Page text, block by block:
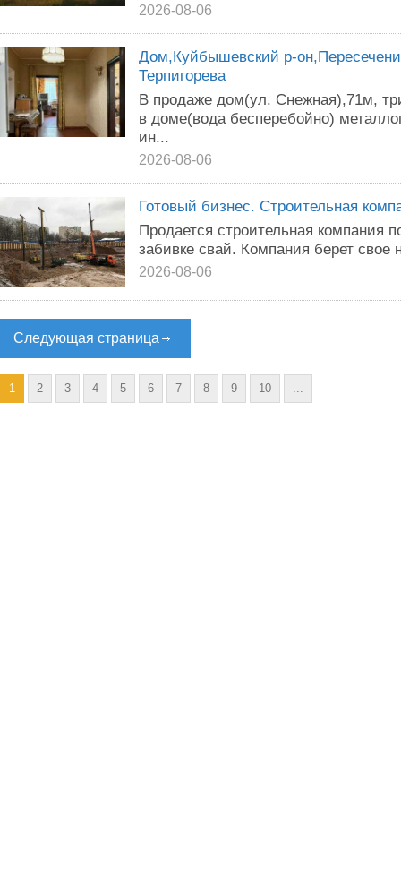
2026-08-06
Дом,Куйбышевский р-
Терпигорева
В продаже дом(ул. Снежная),71м,
в доме(вода бесперебойно)
ин...
2026-08-06
Готовый бизнес. Строительная
Продается строительная компания
забивке свай. Компания берет свое
2026-08-06
Следующая страница
1 2 3 4 5 6 7 8 9 10 ...